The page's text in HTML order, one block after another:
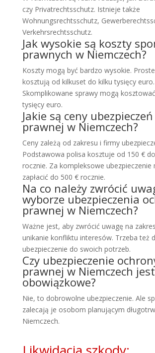
czy Privatrechtsschutz. Istnieje także
Wohnungsrechtsschutz,
Verkehrsrechtsschutz.
Jak wysokie są koszty
prawnych w Niemczech?
Koszty mogą być bardzo wysokie.
kosztują od kilkuset do kilku tysięcy euro.
Skomplikowane sprawy mogą
tysięcy euro.
Jakie są ceny
prawnej w Niemczech?
Ceny zależą od zakresu i firmy
Podstawowa polisa kosztuje od 150 €
rocznie. Za kompleksowe ubezpieczenie
zapłacić do 500 € rocznie.
Na co należy zwrócić
wyborze ubezpieczenia
prawnej w Niemczech?
Ważne jest, aby zwrócić uwagę na
unikanie konfliktu interesów. Trzeba też
ubezpieczenie do swoich potrzeb.
Czy ubezpieczenie
prawnej w Niemczech jest
obowiązkowe?
Nie, to dobrowolne ubezpieczenie. Ale
zalecają je osobom planującym
Niemczech.